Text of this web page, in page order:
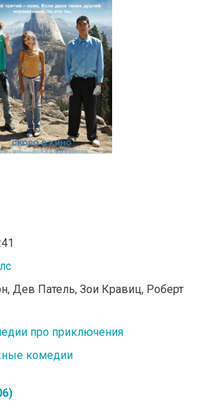
Дев Патель, Зои Кравиц, Роберт
про приключения
комедии